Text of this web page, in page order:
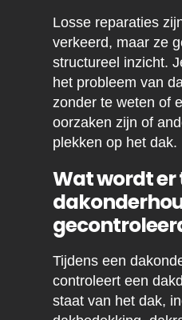
Losse reparaties
verkeerd, maar ze
structureel inzicht.
het probleem van
zonder te weten of
oorzaken zijn of
plekken op het dak.
Wat wordt er
Tijdens een
controleert een
staat van het dak,